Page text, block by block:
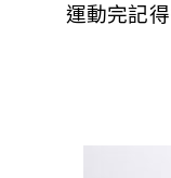
運動完記